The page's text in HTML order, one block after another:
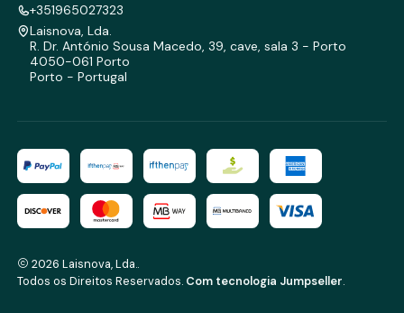
+351965027323
Laisnova, Lda.
R. Dr. António Sousa Macedo, 39, cave, sala 3 - Porto
4050-061 Porto
Porto - Portugal
2026 Laisnova, Lda..
Todos os Direitos Reservados. Com tecnologia Jumpseller.